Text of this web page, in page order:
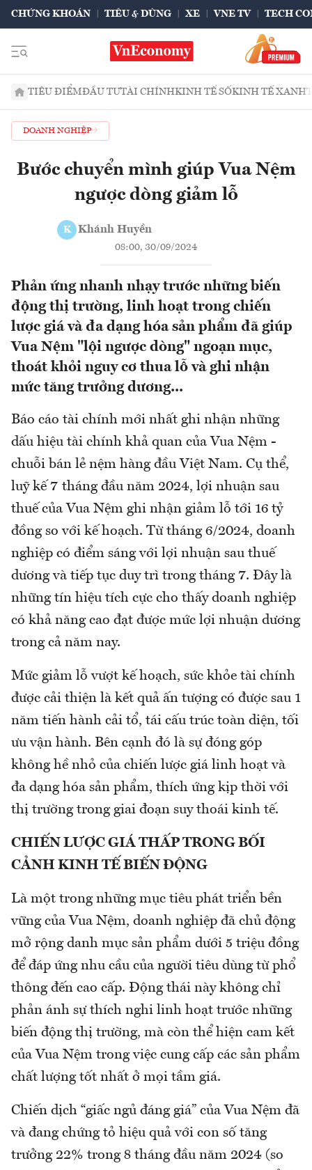
CHỨNG KHOÁN TIÊU & DÙNG XE VNE TV TECH
TIÊU ĐIỂMĐẦU TƯTÀI CHÍNHKINH TẾ SỐKINH TẾ XANH
DOANH NGHIỆP
Bước chuyển mình giúp Vua Nệm
ngược dòng giảm lỗ
K Khánh Huyền
08:00, 30/09/2024
Phản ứng nhanh nhạy trước những biến
động thị trường, linh hoạt trong chiến
lược giá và đa dạng hóa sản phẩm đã giúp
Vua Nệm "lội ngược dòng" ngoạn mục,
thoát khỏi nguy cơ thua lỗ và ghi nhận
mức tăng trưởng dương...
Báo cáo tài chính mới nhất ghi nhận những
dấu hiệu tài chính khả quan của Vua Nệm -
chuỗi bán lẻ nệm hàng đầu Việt Nam. Cụ thể,
luỹ kế 7 tháng đầu năm 2024, lợi nhuận sau
thuế của Vua Nệm ghi nhận giảm lỗ tới 16 tỷ
đồng so với kế hoạch. Từ tháng 6/2024, doanh
nghiệp có điểm sáng với lợi nhuận sau thuế
dương và tiếp tục duy trì trong tháng 7. Đây là
những tín hiệu tích cực cho thấy doanh nghiệp
có khả năng cao đạt được mức lợi nhuận dương
trong cả năm nay.
Mức giảm lỗ vượt kế hoạch, sức khỏe tài chính
được cải thiện là kết quả ấn tượng có được sau 1
năm tiến hành cải tổ, tái cấu trúc toàn diện, tối
ưu vận hành. Bên cạnh đó là sự đóng góp
không hề nhỏ của chiến lược giá linh hoạt và
đa dạng hóa sản phẩm, thích ứng kịp thời với
thị trường trong giai đoạn suy thoái kinh tế.
CHIẾN LƯỢC GIÁ THẤP TRONG BỐI
CẢNH KINH TẾ BIẾN ĐỘNG
Là một trong những mục tiêu phát triển bền
vững của Vua Nệm, doanh nghiệp đã chủ động
mở rộng danh mục sản phẩm dưới 5 triệu đồng
để đáp ứng nhu cầu của người tiêu dùng từ phổ
thông đến cao cấp. Động thái này không chỉ
phản ánh sự thích nghi linh hoạt trước những
biến động thị trường, mà còn thể hiện cam kết
của Vua Nệm trong việc cung cấp các sản phẩm
chất lượng tốt nhất ở mọi tầm giá.
Chiến dịch “giấc ngủ đáng giá” của Vua Nệm đã
và đang chứng tỏ hiệu quả với con số tăng
trưởng 22% trong 8 tháng đầu năm 2024 (so